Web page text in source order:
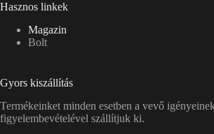
Hasznos linkek
Magazin
Bolt
Gyors kiszállítás
Termékeinket minden esetben a vevő
figyelembevételével szállítjuk ki.